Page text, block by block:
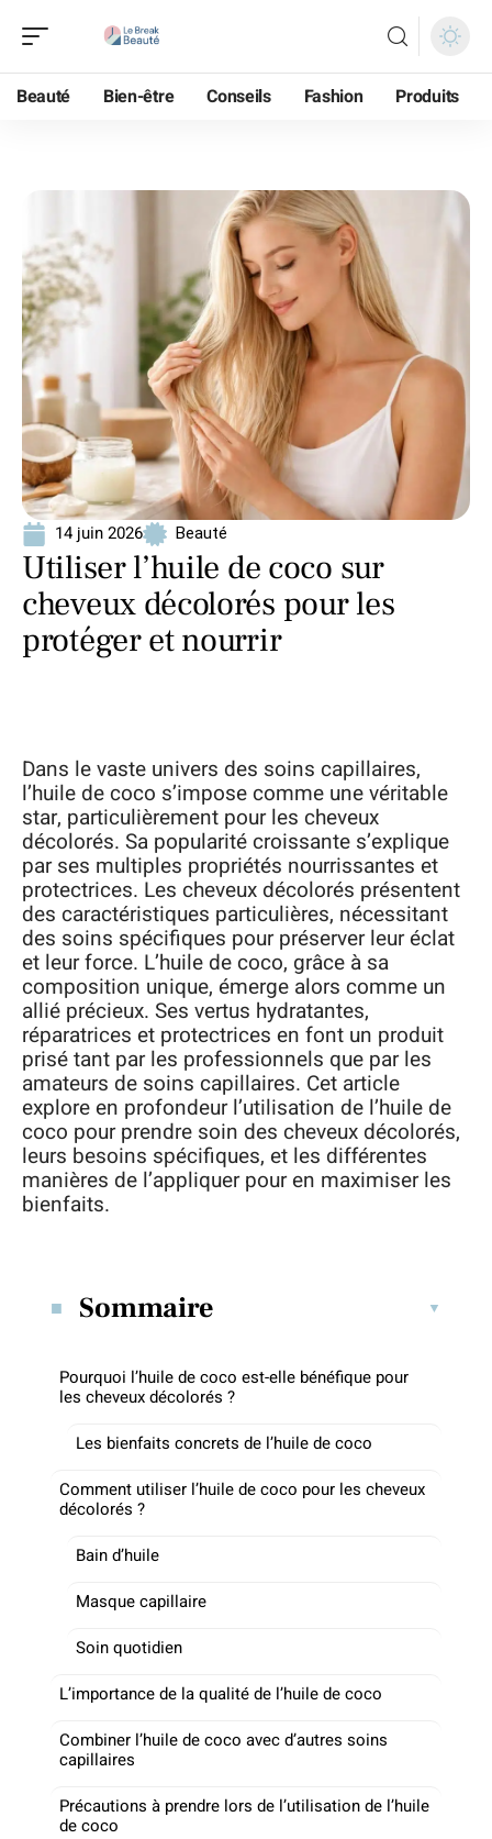
Beauté Bien-être Conseils Fashion Produits
14 juin 2026 Beauté
Utiliser l’huile de coco sur
cheveux décolorés pour les
protéger et nourrir
Dans le vaste univers des soins capillaires,
l’huile de coco s’impose comme une véritable
star, particulièrement pour les cheveux
décolorés. Sa popularité croissante s’explique
par ses multiples propriétés nourrissantes et
protectrices. Les cheveux décolorés présentent
des caractéristiques particulières, nécessitant
des soins spécifiques pour préserver leur éclat
et leur force. L’huile de coco, grâce à sa
composition unique, émerge alors comme un
allié précieux. Ses vertus hydratantes,
réparatrices et protectrices en font un produit
prisé tant par les professionnels que par les
amateurs de soins capillaires. Cet article
explore en profondeur l’utilisation de l’huile de
coco pour prendre soin des cheveux décolorés,
leurs besoins spécifiques, et les différentes
manières de l’appliquer pour en maximiser les
bienfaits.
Sommaire
Pourquoi l’huile de coco est-elle bénéfique pour
les cheveux décolorés ?
Les bienfaits concrets de l’huile de coco
Comment utiliser l’huile de coco pour les cheveux
décolorés ?
Bain d’huile
Masque capillaire
Soin quotidien
L’importance de la qualité de l’huile de coco
Combiner l’huile de coco avec d’autres soins
capillaires
Précautions à prendre lors de l’utilisation de l’huile
de coco